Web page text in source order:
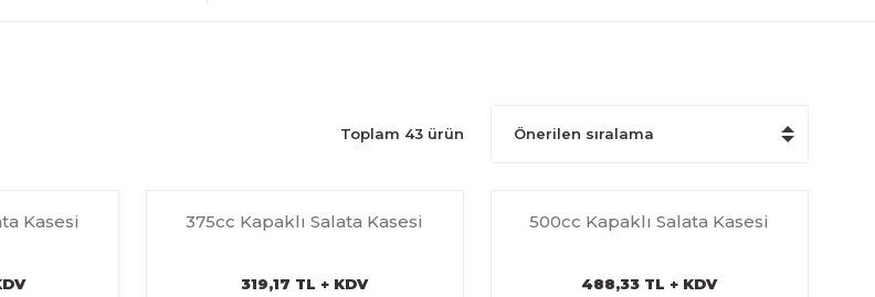
Toplam 43 ürün
Kasesi 375cc Kapaklı Salata Kasesi
319,17 TL + KDV
500cc Kapaklı Salata Kasesi
488,33 TL + KDV